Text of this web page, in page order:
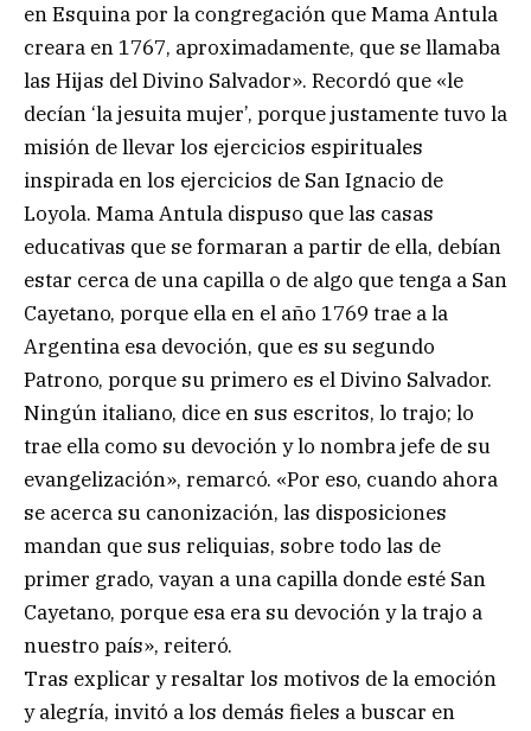
en Esquina por la congregación que Mama Antula
creara en 1767, aproximadamente, que se llamaba
las Hijas del Divino Salvador». Recordó que «le
decían ‘la jesuita mujer’, porque justamente tuvo la
misión de llevar los ejercicios espirituales
inspirada en los ejercicios de San Ignacio de
Loyola. Mama Antula dispuso que las casas
educativas que se formaran a partir de ella, debían
estar cerca de una capilla o de algo que tenga a San
Cayetano, porque ella en el año 1769 trae a la
Argentina esa devoción, que es su segundo
Patrono, porque su primero es el Divino Salvador.
Ningún italiano, dice en sus escritos, lo trajo; lo
trae ella como su devoción y lo nombra jefe de su
evangelización», remarcó. «Por eso, cuando ahora
se acerca su canonización, las disposiciones
mandan que sus reliquias, sobre todo las de
primer grado, vayan a una capilla donde esté San
Cayetano, porque esa era su devoción y la trajo a
nuestro país», reiteró.
Tras explicar y resaltar los motivos de la emoción
y alegría, invitó a los demás fieles a buscar en